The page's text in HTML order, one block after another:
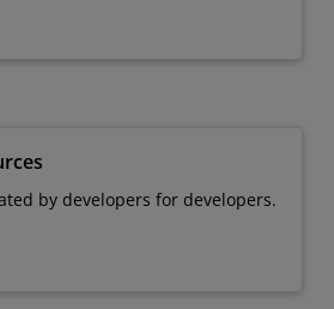
by developers for developers.